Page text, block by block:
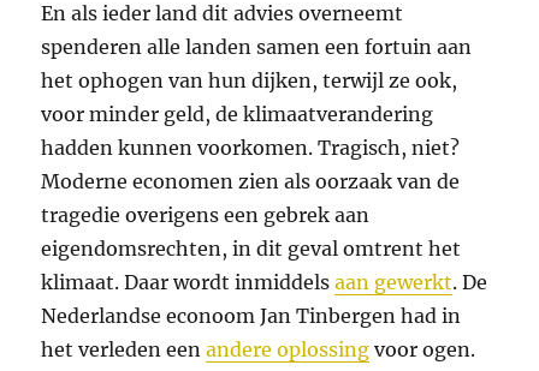
En als ieder land dit advies overneemt
spenderen alle landen samen een fortuin aan
het ophogen van hun dijken, terwijl ze ook,
voor minder geld, de klimaatverandering
hadden kunnen voorkomen. Tragisch, niet?
Moderne economen zien als oorzaak van de
tragedie overigens een gebrek aan
eigendomsrechten, in dit geval omtrent het
klimaat. Daar wordt inmiddelsaan gewerkt. De
Nederlandse econoom Jan Tinbergen had in
het verleden eenandere oplossing voor ogen.